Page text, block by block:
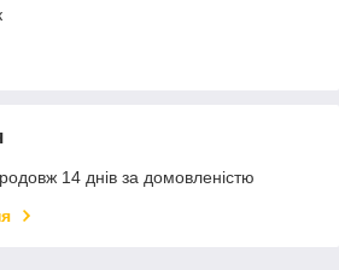
14 днів за домовленістю